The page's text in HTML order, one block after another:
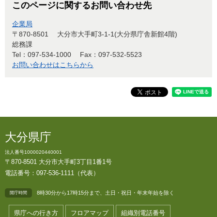
このページに関するお問い合わせ先
企業局
〒870-8501
大分市大手町3-1-1(大分県庁舎新館4階)
総務課
Tel：097-534-1000
Fax：097-532-5523
お問い合わせはこちらから
大分県庁
法人番号1000020440001
〒870-8501 大分市大手町3丁目1番1号
電話番号：097-536-1111（代表）
開庁時間 8時30分から17時15分まで、土日・祝日・年末年始を除く
県庁への行き方 フロアマップ 組織別電話番号